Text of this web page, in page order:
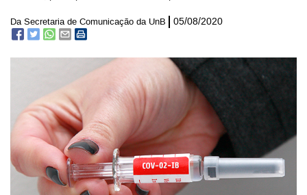
Da Secretaria de Comunicação da UnB 05/08/2020